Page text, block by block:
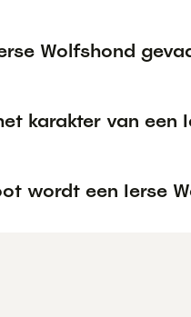
Wolfshond
karakter van een
wordt een Ierse